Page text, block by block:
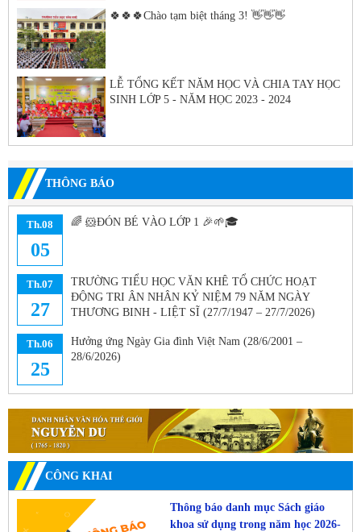
🍀🍀🍀Chào tạm biệt tháng 3! 👋👋👋
LỄ TỔNG KẾT NĂM HỌC VÀ CHIA TAY HỌC
SINH LỚP 5 - NĂM HỌC 2023 - 2024
THÔNG BÁO
Th.08
05
🌈 🐹ĐÓN BÉ VÀO LỚP 1 🎉🌱🎓
Th.07
27
TRƯỜNG TIỂU HỌC VĂN KHÊ TỔ CHỨC HOẠT
ĐỘNG TRI ÂN NHÂN KỶ NIỆM 79 NĂM NGÀY
THƯƠNG BINH - LIỆT SĨ (27/7/1947 – 27/7/2026)
Th.06
25
Hưởng ứng Ngày Gia đình Việt Nam (28/6/2001 –
28/6/2026)
CÔNG KHAI
Thông báo danh mục Sách giáo
khoa sử dụng trong năm học 2026-